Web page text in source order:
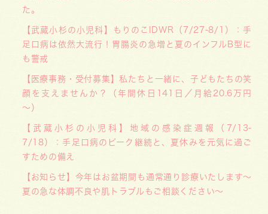
た。
【武蔵小杉の小児科】もりのこIDWR（7/27-8/1）：手
足口病は依然大流行！胃腸炎の急増と夏のインフルB型に
も警戒
【医療事務・受付募集】私たちと一緒に、子どもたちの笑
顔を支えませんか？（年間休日141日／月給20.6万円
～）
【武蔵小杉の小児科】地域の感染症週報（7/13-
7/18）：手足口病のピーク継続と、夏休みを元気に過ご
すための備え
【お知らせ】今年はお盆期間も通常通り診療いたします〜
夏の急な体調不良や肌トラブルもご相談ください〜